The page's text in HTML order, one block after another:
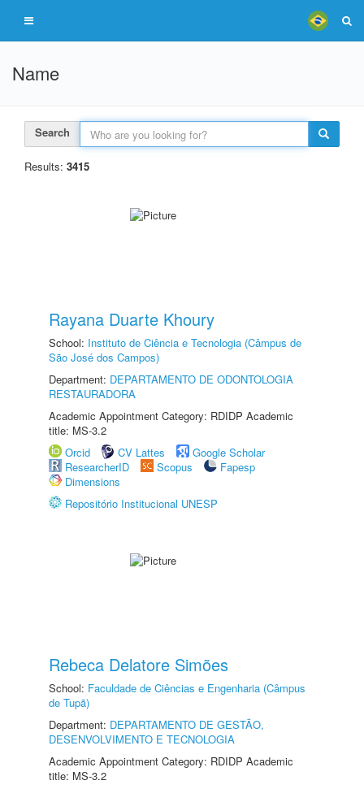
Name
Search
Results: 3415
Rayana Duarte Khoury
School: Instituto de Ciência e Tecnologia (Câmpus de
São José dos Campos)
Department: DEPARTAMENTO DE ODONTOLOGIA
RESTAURADORA
Academic Appointment Category: RDIDP Academic
title: MS-3.2
Orcid
CV Lattes
Google Scholar
ResearcherID
Scopus
Fapesp
Dimensions
Repositório Institucional UNESP
Rebeca Delatore Simões
School: Faculdade de Ciências e Engenharia (Câmpus
de Tupã)
Department: DEPARTAMENTO DE GESTÃO,
DESENVOLVIMENTO E TECNOLOGIA
Academic Appointment Category: RDIDP Academic
title: MS-3.2